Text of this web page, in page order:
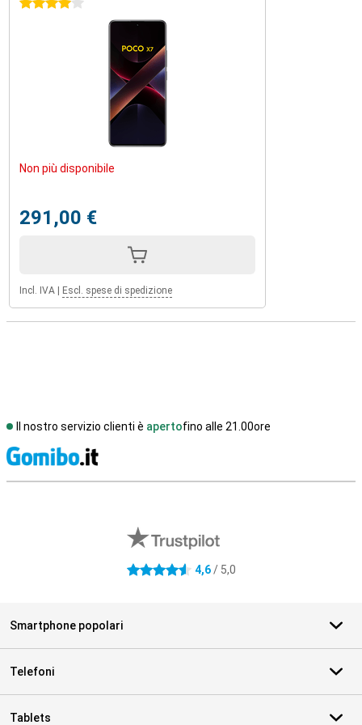
4 stelle
Non più disponibile
291,00 €
Incl. IVA Escl. spese di spedizione
Il nostro servizio clienti è apertofino alle 21.00ore
4.6 stelle 4,6/ 5,0
Smartphone popolari
Telefoni
Tablets